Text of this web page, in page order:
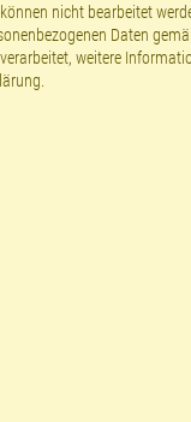
nicht bearbeitet
Daten
weitere